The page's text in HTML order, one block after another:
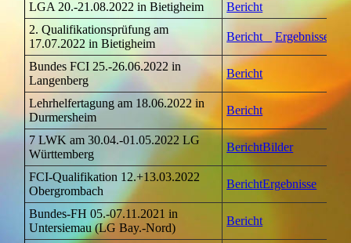
LGA 20.-21.08.2022 in Bietigheim
Bericht
2. Qualifikationsprüfung am
17.07.2022 in Bietigheim
Bericht Ergebnisse
Bundes FCI 25.-26.06.2022 in
Langenberg
Bericht
Lehrhelfertagung am 18.06.2022 in
Durmersheim
Bericht
7 LWK am 30.04.-01.05.2022 LG
Württemberg
BerichtBilder
FCI-Qualifikation 12.+13.03.2022
Obergrombach
BerichtErgebnisse
Bundes-FH 05.-07.11.2021 in
Untersiemau (LG Bay.-Nord)
Bericht